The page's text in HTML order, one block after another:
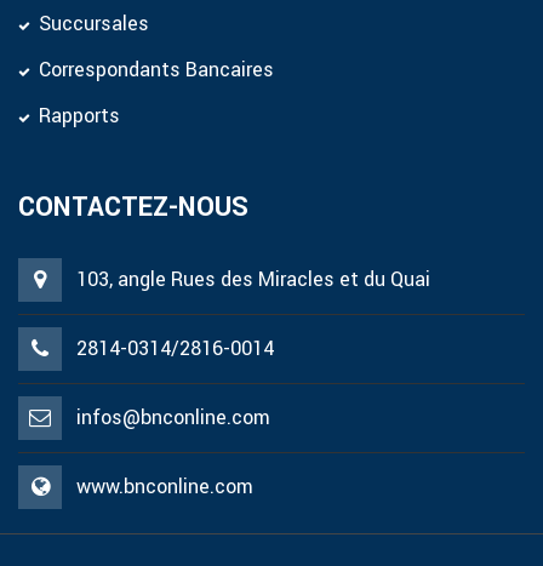
Succursales
Correspondants Bancaires
Rapports
CONTACTEZ-NOUS
103, angle Rues des Miracles et du Quai
2814-0314/2816-0014
infos@bnconline.com
www.bnconline.com